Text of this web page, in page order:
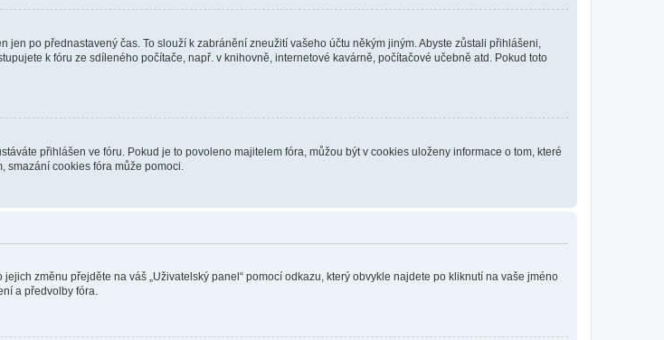
jen po přednastavený čas. To slouží k zabránění zneužití vašeho účtu někým jiným. Abyste zůstali přihlášeni,
k fóru ze sdíleného počítače, např. v knihovně, internetové kavárně, počítačové učebně atd. Pokud toto
přihlášen ve fóru. Pokud je to povoleno majitelem fóra, můžou být v cookies uloženy informace o tom, které
smazání cookies fóra může pomoci.
změnu přejděte na váš „Uživatelský panel“ pomocí odkazu, který obvykle najdete po kliknutí na vaše jméno
a předvolby fóra.